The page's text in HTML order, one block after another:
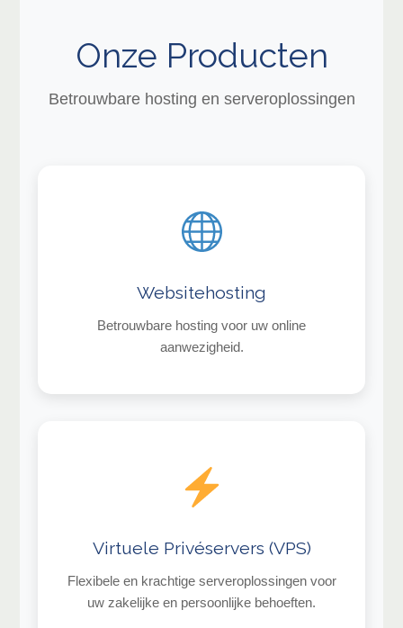
Onze Producten
Betrouwbare hosting en serveroplossingen
Websitehosting
Betrouwbare hosting voor uw online
aanwezigheid.
Virtuele Privéservers (VPS)
Flexibele en krachtige serveroplossingen voor
uw zakelijke en persoonlijke behoeften.